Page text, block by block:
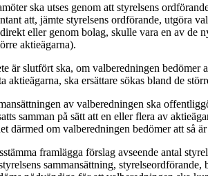
ska utses genom att styrelsens
att, jämte styrelsens ordförande,
eller genom bolag, skulle vara en av de
aktieägarna).
är slutfört ska, om valberedningen bedömer
ska ersättare sökas bland de
av valberedningen ska
samman på sätt att en eller flera av
därmed om valberedningen bedömer att så
framlägga förslag avseende antal
sammansättning,